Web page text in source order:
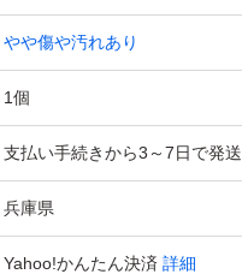
やや傷や汚れあり
1個
支払い手続きから3～7日で発送
兵庫県
Yahoo!かんたん決済 詳細